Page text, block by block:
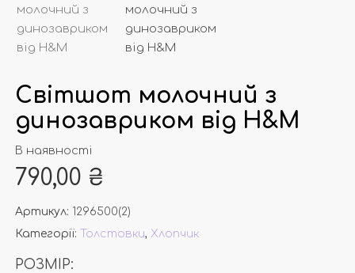
Світшот молочний з
динозавриком від Н&М
В наявності
790,00 ₴
Артикул: 1296500(2)
Категорії:
Толстовки, Хлопчик
РОЗМІР: